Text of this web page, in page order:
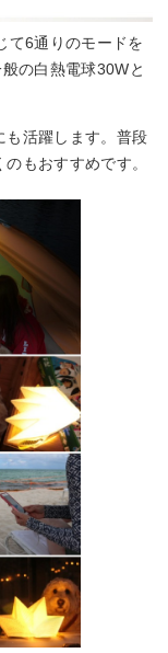
て6通りのモードを
の白熱電球30Wと
も活躍します。普段
もおすすめです。